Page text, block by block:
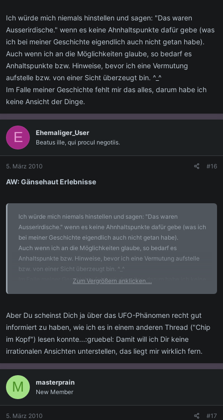
Ich würde mich niemals hinstellen und sagen: "Das waren
Ausserirdische." wenn es keine Ahnhaltspunkte dafür gebe (was
ich bei meiner Geschichte eigendlich auch nicht getan habe).
Auch wenn ich an die Möglichkeiten glaube, so bedarf es
Anhaltspunkte bzw. Hinweise, bevor ich eine Vermutung
aufstelle bzw. von einer Sicht überzeugt bin. ^_^
Im Falle meiner Geschichte fehlt mir das alles, darum habe ich
keine Ansicht der Dinge.
E Ehemaliger_User
Beatus ille, qui procul negotiis.
5. März 2010 #16
AW: Gänsehaut Erlebnisse
Ich würde mich niemals hinstellen und sagen: "Das waren
Ausserirdische." wenn es keine Ahnhaltspunkte dafür gebe (was ich
bei meiner Geschichte eigendlich auch nicht getan habe).
Auch wenn ich an die Möglichkeiten glaube, so bedarf es
Anhaltspunkte bzw. Hinweise, bevor ich eine Vermutung aufstelle
bzw. von einer Sicht überzeugt bin. ^_^
Im Falle meiner Geschichte fehlt mir das alles, darum habe ich keine
Zum Vergrößern anklicken....
Aber Du scheinst Dich ja über das UFO-Phänomen recht gut
informiert zu haben, wie ich es in einem anderen Thread ("Chip
im Kopf") lesen konnte...:gruebel: Damit will ich Dir keine
irrationalen Ansichten unterstellen, das liegt mir wirklich fern.
M masterprain
New Member
5. März 2010 #17